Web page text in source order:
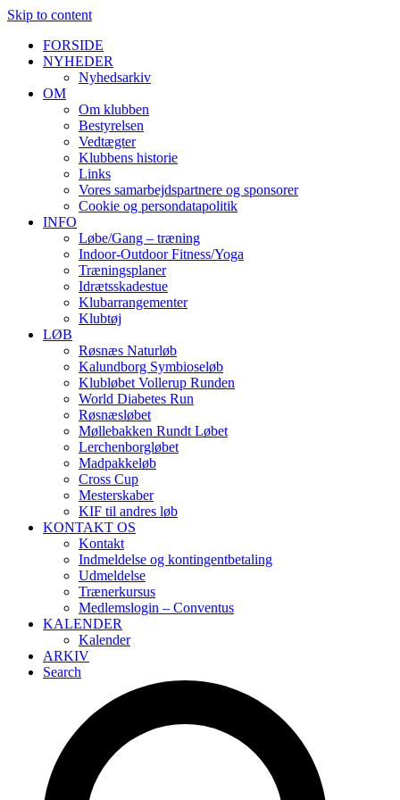
Skip to content
FORSIDE
NYHEDER
Nyhedsarkiv
OM
Om klubben
Bestyrelsen
Vedtægter
Klubbens historie
Links
Vores samarbejdspartnere og sponsorer
Cookie og persondatapolitik
INFO
Løbe/Gang – træning
Indoor-Outdoor Fitness/Yoga
Træningsplaner
Idrætsskadestue
Klubarrangementer
Klubtøj
LØB
Røsnæs Naturløb
Kalundborg Symbioseløb
Klubløbet Vollerup Runden
World Diabetes Run
Røsnæsløbet
Møllebakken Rundt Løbet
Lerchenborgløbet
Madpakkeløb
Cross Cup
Mesterskaber
KIF til andres løb
KONTAKT OS
Kontakt
Indmeldelse og kontingentbetaling
Udmeldelse
Trænerkursus
Medlemslogin – Conventus
KALENDER
Kalender
ARKIV
Search